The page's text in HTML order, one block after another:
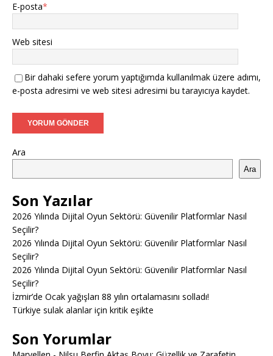
E-posta*
Web sitesi
Bir dahaki sefere yorum yaptığımda kullanılmak üzere adımı,
e-posta adresimi ve web sitesi adresimi bu tarayıcıya kaydet.
Ara
Ara
Son Yazılar
2026 Yılında Dijital Oyun Sektörü: Güvenilir Platformlar Nasıl
Seçilir?
2026 Yılında Dijital Oyun Sektörü: Güvenilir Platformlar Nasıl
Seçilir?
2026 Yılında Dijital Oyun Sektörü: Güvenilir Platformlar Nasıl
Seçilir?
İzmir’de Ocak yağışları 88 yılın ortalamasını solladı!
Türkiye sulak alanlar için kritik eşikte
Son Yorumlar